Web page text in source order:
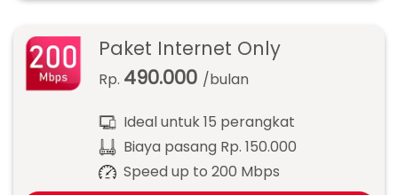
Paket Internet Only
Rp. 490.000 /bulan
Ideal untuk 15 perangkat
Biaya pasang Rp. 150.000
Speed up to 200 Mbps